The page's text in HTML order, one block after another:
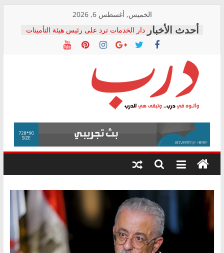
content
الخميس, أغسطس 6, 2026
دار الخدمات ترد على رئيس هيئة التأمينات
بعد مؤتمره الصحفي: إنكار الأزمة لا ينهي
معاناة أصحاب المعاشات.. ونطالب بكشف
فرحات سليمان يكتب: القطاع الصحي إلى
أين؟
حزب التحالف الشعبي يطلق لجنة “الحق
في الصحة” بالإسكندرية لرصد الانتهاكات
ودعم المرضى
الوزاري لمدينة الصحفيين.. وانتهاء أعمال
إنشاء المبنى الإداري
المجلس القومي لحقوق الإنسان يعلن
متابعة قضية الدكتور محمد زهران.. ويؤكد:
قرينة البراءة وضمانات المحاكمة العادلة
درب
وأتوه
درب..
وتبقى
هي